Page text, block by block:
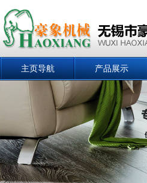
主页导航 产品展示